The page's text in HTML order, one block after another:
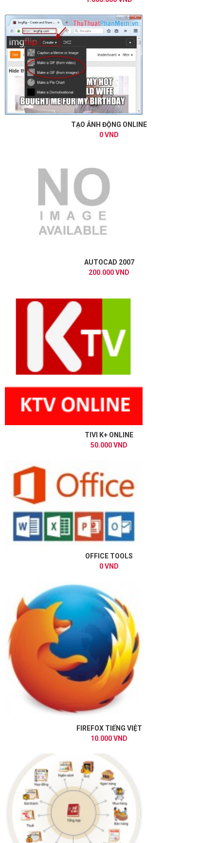
TẠO ẢNH ĐỘNG ONLINE
0 VND
AUTOCAD 2007
200.000 VND
TIVI K+ ONLINE
50.000 VND
OFFICE TOOLS
0 VND
FIREFOX TIẾNG VIỆT
10.000 VND